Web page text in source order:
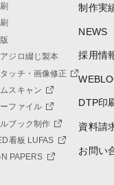
ジロ綴じ製本
ッチ・画像修正
スキャン
ファイル
ブック制作
看板 LUFAS
PAPERS
制作実
NEWS
採用情
DTP印
資料請
お問い